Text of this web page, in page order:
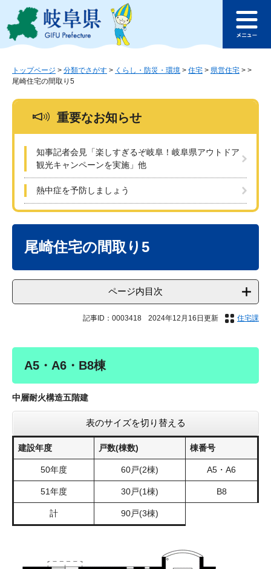
ジ
ュ
このページの本文へ
ュ
トップページ > 分類でさがす > くらし・防災・環境 > 住宅 > 県営住宅 > >
尾崎住宅の間取り5
重要なお知らせ
知事記者会見「楽しすぎるぞ岐阜！岐阜県アウトドア
観光キャンペーンを実施」他
熱中症を予防しましょう
尾崎住宅の間取り5
ページ内目次
記事ID：0003418 2024年12月16日更新 住宅課
A5・A6・B8棟
中層耐火構造五階建
表のサイズを切り替える
建設年度 戸数(棟数) 棟番号
50年度 60戸(2棟) A5・A6
51年度 30戸(1棟) B8
計 90戸(3棟)